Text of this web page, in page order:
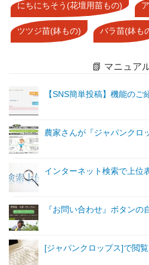
にちにちそう(花壇用苗もの)
ツツジ苗(鉢もの) バラ苗(鉢も
📗 マニュア
【SNS簡単投稿】機能のご
農家さんが『ジャパンクロ
インターネット検索で上位
『お問い合わせ』ボタンの
[ジャパンクロップス]で閲